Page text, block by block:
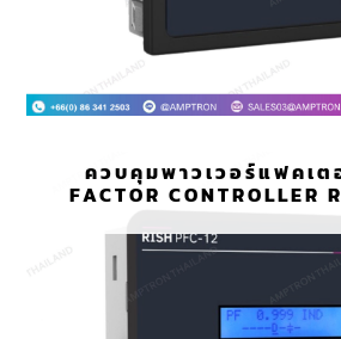
ควบคุมพาวเวอร์แฟคเตอ
FACTOR CONTROLLER